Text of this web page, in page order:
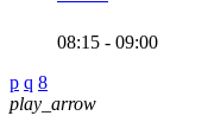
08:15 - 09:00
play_arrow